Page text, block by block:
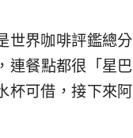
世界咖啡評鑑總分
連餐點都很「星巴
杯可借，接下來阿